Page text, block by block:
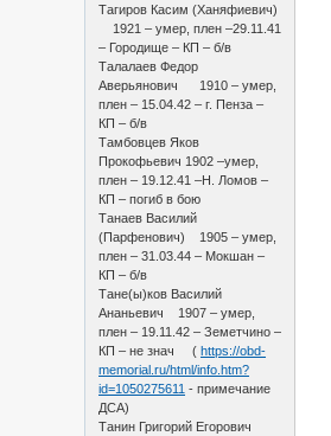
Тагиров Касим (Ханяфиевич)
1921 – умер, плен –29.11.41
– Городище – КП – б/в
Талалаев Федор
Аверьянович 1910 – умер,
плен – 15.04.42 – г. Пенза –
КП – б/в
Тамбовцев Яков
Прокофьевич 1902 –умер,
плен – 19.12.41 –Н. Ломов –
КП – погиб в бою
Танаев Василий
(Парфенович) 1905 – умер,
плен – 31.03.44 – Мокшан –
КП – б/в
Тане(ы)ков Василий
Ананьевич 1907 – умер,
плен – 19.11.42 – Земетчино –
КП – не знач ( https://obd-
memorial.ru/html/info.htm?
id=1050275611 - примечание
ДСА)
Танин Григорий Егорович